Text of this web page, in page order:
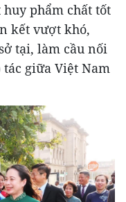
phẩm chất tốt
kết vượt khó,
tại, làm cầu nối
giữa Việt Nam